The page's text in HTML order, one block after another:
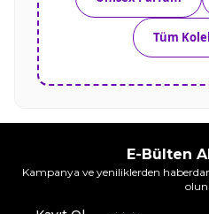
Tüm
E-Bülten
Kampanya ve yeniliklerden
olun!